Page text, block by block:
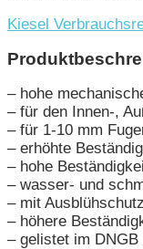
Kiesel
– hohe
– für den Innen-,
– für 1-10 mm
– erhöhte
– hohe
– wasser- und
– mit Ausblühschutz
– höhere
– gelistet im DNGB